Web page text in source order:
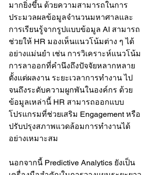
มากยิ่งขึ้น ด้วยความสามารถในการ
ประมวลผลข้อมูลจำนวนมหาศาลและ
การเรียนรู้จากรูปแบบข้อมูล AI สามารถ
ช่วยให้ HR มองเห็นแนวโน้มต่าง ๆ ได้
อย่างแม่นยำ เช่น การวิเคราะห์แนวโน้ม
การลาออกที่คำนึงถึงปัจจัยหลากหลาย
ตั้งแต่ผลงาน ระยะเวลาการทำงาน ไป
จนถึงระดับความผูกพันในองค์กร ด้วย
ข้อมูลเหล่านี้ HR สามารถออกแบบ
โปรแกรมที่ช่วยเสริม Engagement หรือ
ปรับปรุงสภาพแวดล้อมการทำงานได้
อย่างเหมาะสม
นอกจากนี้ Predictive Analytics ยังเป็น